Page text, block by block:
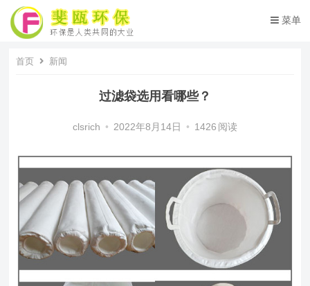
菜单
首页 新闻
过滤袋选用看哪些？
clsrich • 2022年8月14日 • 1426 阅读